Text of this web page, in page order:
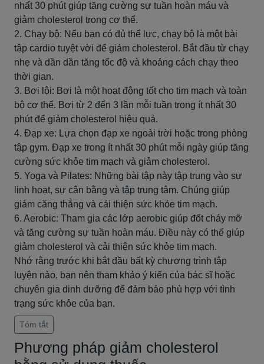
nhất 30 phút giúp tăng cường sự tuần hoàn máu và
giảm cholesterol trong cơ thể.
2. Chạy bộ: Nếu bạn có đủ thể lực, chạy bộ là một bài
tập cardio tuyệt vời để giảm cholesterol. Bắt đầu từ chạy
nhẹ và dần dần tăng tốc độ và khoảng cách chạy theo
thời gian.
3. Bơi lội: Bơi là một hoạt động tốt cho tim mạch và toàn
bộ cơ thể. Bơi từ 2 đến 3 lần mỗi tuần trong ít nhất 30
phút để giảm cholesterol hiệu quả.
4. Đạp xe: Lựa chọn đạp xe ngoài trời hoặc trong phòng
tập gym. Đạp xe trong ít nhất 30 phút mỗi ngày giúp tăng
cường sức khỏe tim mạch và giảm cholesterol.
5. Yoga và Pilates: Những bài tập này tập trung vào sự
linh hoạt, sự cân bằng và tập trung tâm. Chúng giúp
giảm căng thẳng và cải thiện sức khỏe tim mạch.
6. Aerobic: Tham gia các lớp aerobic giúp đốt cháy mỡ
và tăng cường sự tuần hoàn máu. Điều này có thể giúp
giảm cholesterol và cải thiện sức khỏe tim mạch.
Nhớ rằng trước khi bắt đầu bất kỳ chương trình tập
luyện nào, bạn nên tham khảo ý kiến ​​của bác sĩ hoặc
chuyên gia dinh dưỡng để đảm bảo phù hợp với tình
trạng sức khỏe của bạn.
Tóm tắt
Phương pháp giảm cholesterol